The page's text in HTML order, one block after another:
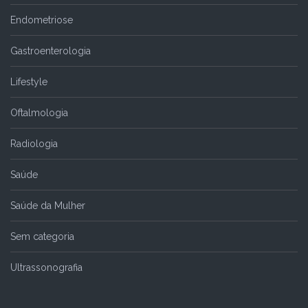
Endometriose
Gastroenterologia
Lifestyle
Oftalmologia
Radiologia
Saúde
Saúde da Mulher
Sem categoria
Ultrassonografia